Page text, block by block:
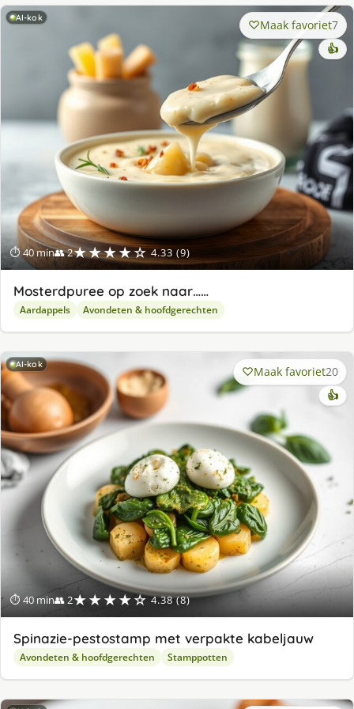
AI-kok
⏱ 40 min👥 2★★★★☆ 4.33 (9)
Maak favoriet7
👍
Mosterdpuree op zoek naar……
Aardappels Avondeten & hoofdgerechten
AI-kok
⏱ 40 min👥 2★★★★☆ 4.38 (8)
Maak favoriet20
👍
Spinazie-pestostamp met verpakte kabeljauw
Avondeten & hoofdgerechten Stamppotten